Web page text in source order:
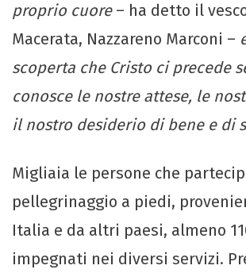
proprio cuore– ha detto il
Macerata, Nazzareno Marconi –
scoperta che Cristo ci precede
conosce le nostre attese, le
il nostro desiderio di bene e di
Migliaia le persone che
pellegrinaggio a piedi,
Italia e da altri paesi, almeno
impegnati nei diversi servizi.